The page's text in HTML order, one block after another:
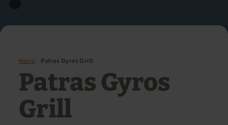
Home Patras Gyros Grill
Patras Gyros
Grill